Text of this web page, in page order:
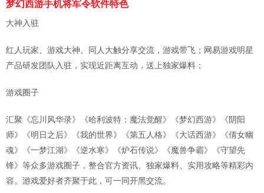
梦幻西游手机将军令软件特色
大神入驻
红人玩家、游戏大神、同人大触分享交流，游戏带飞；网易游戏明星
产品研发团队入驻，实现近距离互动，送上独家爆料；
游戏圈子
汇聚《忘川风华录》《哈利波特：魔法觉醒》《梦幻西游》《阴阳
师》《明日之后》《我的世界》《第五人格》《大话西游》《倩女幽
魂》《一梦江湖》《逆水寒》《炉石传说》《魔兽争霸》《守望先
锋》等众多游戏圈子，整合官方资讯、独家爆料、实用攻略等精彩内
容。游戏爱好者齐聚于此，可一同开黑交流。